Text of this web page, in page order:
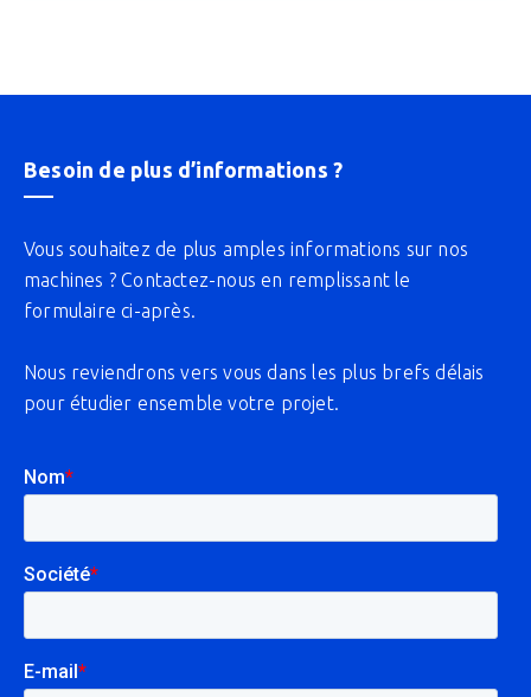
Besoin de plus d’informations ?
Vous souhaitez de plus amples informations sur nos
machines ? Contactez-nous en remplissant le
formulaire ci-après.
Nous reviendrons vers vous dans les plus brefs délais
pour étudier ensemble votre projet.